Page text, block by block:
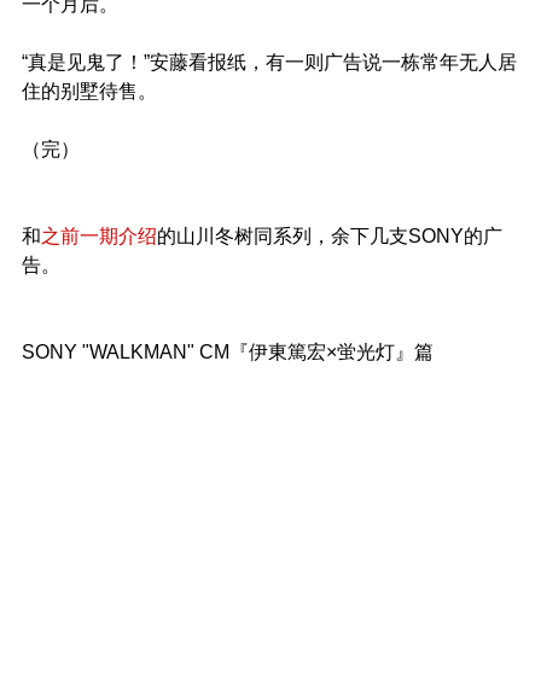
一个月后。
“真是见鬼了！”安藤看报纸，有一则广告说一栋常年无人居
住的别墅待售。
（完）
和之前一期介绍的山川冬树同系列，余下几支SONY的广
告。
SONY "WALKMAN" CM『伊東篤宏×蛍光灯』篇